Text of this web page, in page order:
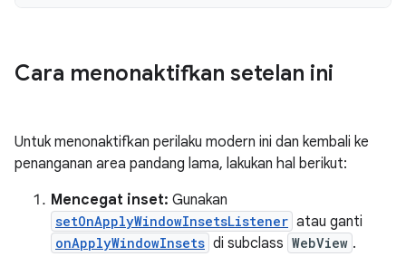
Cara menonaktifkan setelan ini
Untuk menonaktifkan perilaku modern ini dan kembali ke
penanganan area pandang lama, lakukan hal berikut:
Mencegat inset: Gunakan
setOnApplyWindowInsetsListener atau ganti
onApplyWindowInsets di subclass WebView .